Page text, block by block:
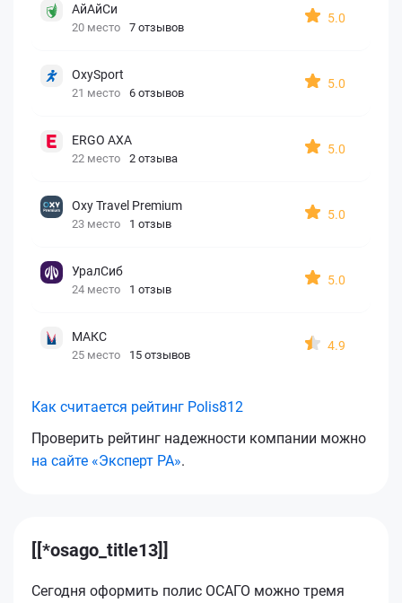
АйАйСи
20 место 7 отзывов
5.0
OxySport
21 место 6 отзывов
5.0
ERGO AXA
22 место 2 отзыва
5.0
Oxy Travel Premium
23 место 1 отзыв
5.0
УралСиб
24 место 1 отзыв
5.0
МАКС
25 место 15 отзывов
4.9
Как считается рейтинг Polis812
Проверить рейтинг надежности компании можно
на сайте «Эксперт РА».
[[*osago_title13]]
Сегодня оформить полис ОСАГО можно тремя